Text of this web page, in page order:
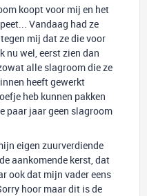
koopt voor mij en het
Vandaag had ze
mij dat ze die voor
nu wel, eerst zien dan
alle slagroom die ze
heeft gewerkt
heb kunnen pakken
paar jaar geen slagroom
eigen zuurverdiende
aankomende kerst, dat
ook dat mijn vader eens
hoor maar dit is de